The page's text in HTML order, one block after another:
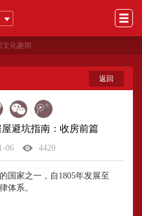
文化趣闻
返回
避坑指南：收房前篇
06 4420
国家之一，自1805年发展至
体系。